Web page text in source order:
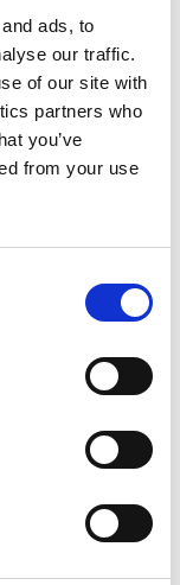
ads, to
our traffic.
of our site with
partners who
you’ve
from your use
steht
um
zu
mit
(EDI)
zwischen
Seiten
was sind
Vorteile gibt
VMI-Arten
der